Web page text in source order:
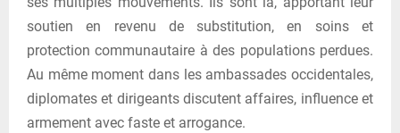
soutien en revenu de substitution, en soins et
protection communautaire à des populations perdues.
Au même moment dans les ambassades occidentales,
diplomates et dirigeants discutent affaires, influence et
armement avec faste et arrogance.